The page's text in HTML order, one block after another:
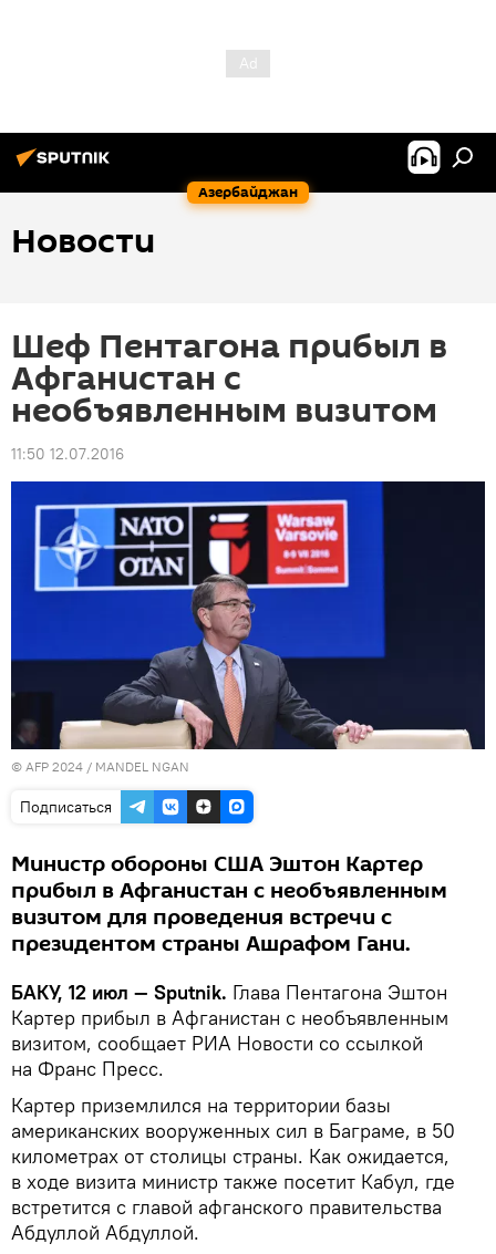
Азербайджан
Новости
Шеф Пентагона прибыл в
Афганистан с
необъявленным визитом
11:50 12.07.2016
© AFP 2024 / MANDEL NGAN
Подписаться
Министр обороны США Эштон Картер
прибыл в Афганистан с необъявленным
визитом для проведения встречи с
президентом страны Ашрафом Гани.
БАКУ, 12 июл — Sputnik. Глава Пентагона Эштон
Картер прибыл в Афганистан с необъявленным
визитом, сообщает РИА Новости со ссылкой
на Франс Пресс.
Картер приземлился на территории базы
американских вооруженных сил в Баграме, в 50
километрах от столицы страны. Как ожидается,
в ходе визита министр также посетит Кабул, где
встретится с главой афганского правительства
Абдуллой Абдуллой.